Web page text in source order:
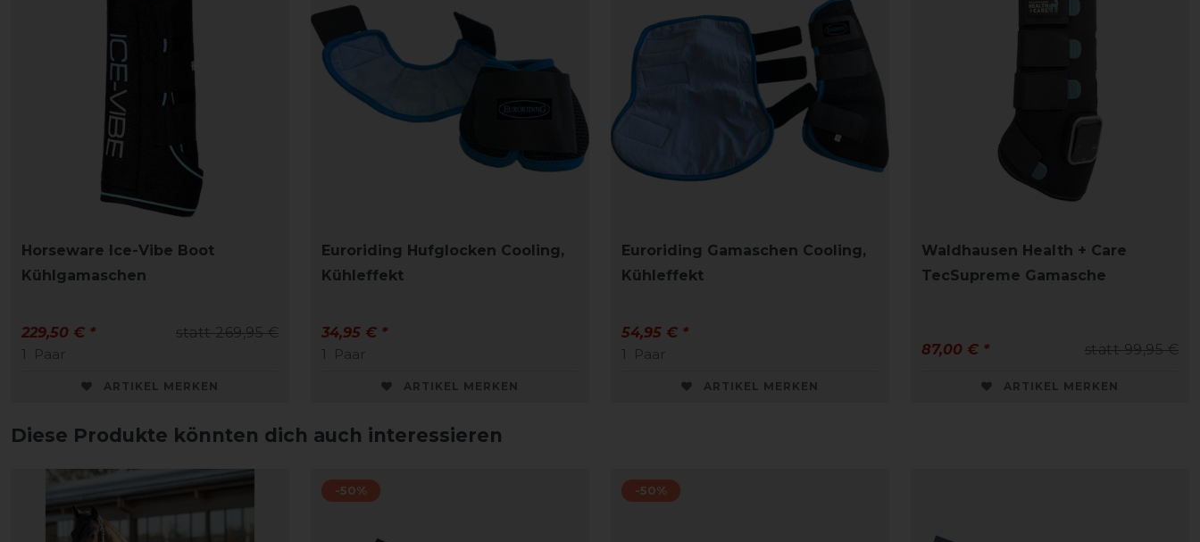
Horseware Ice-Vibe Boot
Kühlgamaschen
statt 269,95 €
229,50 € *
1
Paar
ARTIKEL MERKEN
Euroriding Hufglocken Cooling,
Kühleffekt
34,95 € *
1
Paar
ARTIKEL MERKEN
Euroriding Gamaschen Cooling,
Kühleffekt
54,95 € *
1
Paar
ARTIKEL MERKEN
Waldhausen Health + Care
TecSupreme Gamasche
statt 99,95 €
87,00 € *
ARTIKEL MERKEN
Diese Produkte könnten dich auch interessieren
-50% -50%